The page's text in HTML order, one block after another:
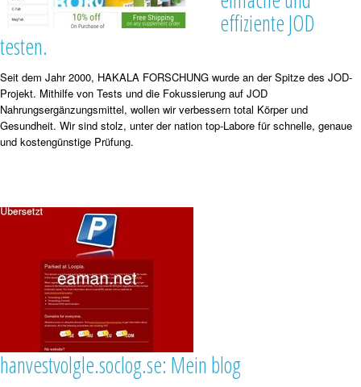
effiziente JOD
testen.
Seit dem Jahr 2000, HAKALA FORSCHUNG wurde an der Spitze des JOD-
Projekt. Mithilfe von Tests und die Fokussierung auf JOD
Nahrungsergänzungsmittel, wollen wir verbessern total Körper und
Gesundheit. Wir sind stolz, unter der nation top-Labore für schnelle, genaue
und kostengünstige Prüfung.
hanvestvolgle.soclog.se: Mein blog